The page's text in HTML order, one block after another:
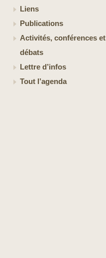
Liens
Publications
Activités, conférences et
débats
Lettre d’infos
Tout l’agenda